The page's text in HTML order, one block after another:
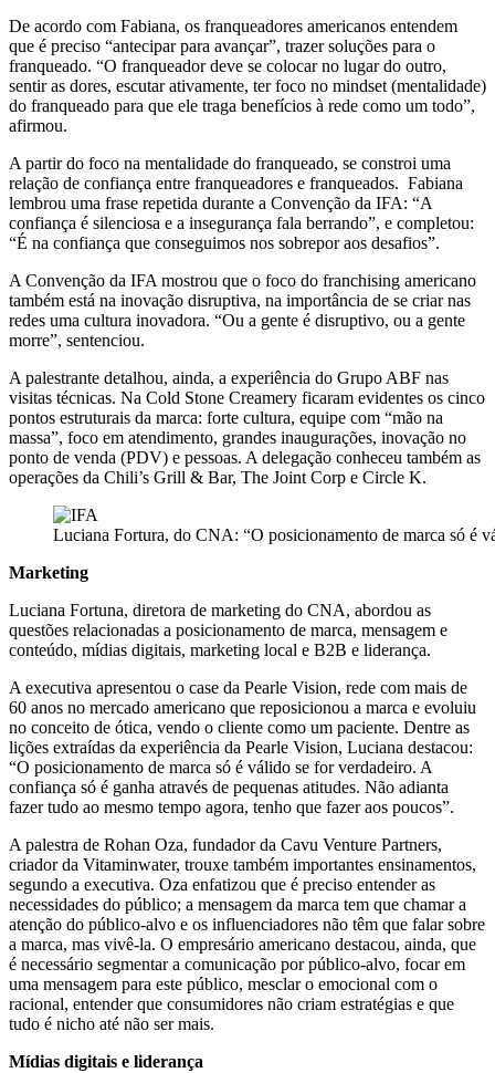
De acordo com Fabiana, os franqueadores americanos entendem
que é preciso “antecipar para avançar”, trazer soluções para o
franqueado. “O franqueador deve se colocar no lugar do outro,
sentir as dores, escutar ativamente, ter foco no mindset (mentalidade)
do franqueado para que ele traga benefícios à rede como um todo”,
afirmou.
A partir do foco na mentalidade do franqueado, se constroi uma
relação de confiança entre franqueadores e franqueados. Fabiana
lembrou uma frase repetida durante a Convenção da IFA: “A
confiança é silenciosa e a insegurança fala berrando”, e completou:
“É na confiança que conseguimos nos sobrepor aos desafios”.
A Convenção da IFA mostrou que o foco do franchising americano
também está na inovação disruptiva, na importância de se criar nas
redes uma cultura inovadora. “Ou a gente é disruptivo, ou a gente
morre”, sentenciou.
A palestrante detalhou, ainda, a experiência do Grupo ABF nas
visitas técnicas. Na Cold Stone Creamery ficaram evidentes os cinco
pontos estruturais da marca: forte cultura, equipe com “mão na
massa”, foco em atendimento, grandes inaugurações, inovação no
ponto de venda (PDV) e pessoas. A delegação conheceu também as
operações da Chili’s Grill & Bar, The Joint Corp e Circle K.
Luciana Fortura, do CNA: “O posicionamento de marca só é
Marketing
Luciana Fortuna, diretora de marketing do CNA, abordou as
questões relacionadas a posicionamento de marca, mensagem e
conteúdo, mídias digitais, marketing local e B2B e liderança.
A executiva apresentou o case da Pearle Vision, rede com mais de
60 anos no mercado americano que reposicionou a marca e evoluiu
no conceito de ótica, vendo o cliente como um paciente. Dentre as
lições extraídas da experiência da Pearle Vision, Luciana destacou:
“O posicionamento de marca só é válido se for verdadeiro. A
confiança só é ganha através de pequenas atitudes. Não adianta
fazer tudo ao mesmo tempo agora, tenho que fazer aos poucos”.
A palestra de Rohan Oza, fundador da Cavu Venture Partners,
criador da Vitaminwater, trouxe também importantes ensinamentos,
segundo a executiva. Oza enfatizou que é preciso entender as
necessidades do público; a mensagem da marca tem que chamar a
atenção do público-alvo e os influenciadores não têm que falar sobre
a marca, mas vivê-la. O empresário americano destacou, ainda, que
é necessário segmentar a comunicação por público-alvo, focar em
uma mensagem para este público, mesclar o emocional com o
racional, entender que consumidores não criam estratégias e que
tudo é nicho até não ser mais.
Mídias digitais e liderança